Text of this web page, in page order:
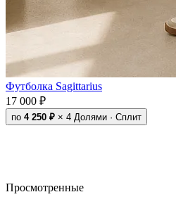
Футболка Sagittarius
17 000 ₽
по 4 250 ₽ × 4 Долями · Сплит
Просмотренные